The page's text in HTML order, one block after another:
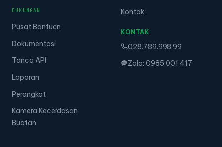
DUKUNGAN
Pusat Bantuan
Dokumentasi
Tanca API
Laporan
Perangkat
Kamera Kecerdasan
Buatan
Kontak
KONTAK
028.789.998.99
Zalo: 0985.001.417